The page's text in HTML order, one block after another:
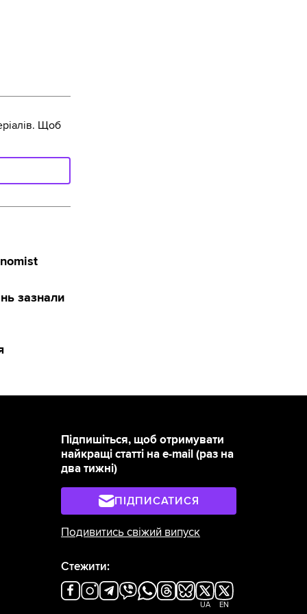
Щоб
зазнали
Підпишіться, щоб отримувати
найкращі статті на e-mail (раз на
два тижні)
ПІДПИСАТИСЯ
Подивитись свіжий випуск
Стежити:
UA EN